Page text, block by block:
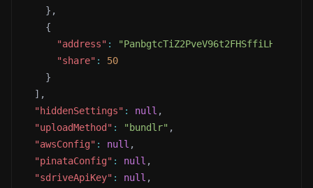
} ,
{
"address" :
"share" :
50
}
] ,
"hiddenSettings" : null ,
"uploadMethod" : "bundlr" ,
"awsConfig" : null ,
"pinataConfig" : null ,
"sdriveApiKey" : null ,